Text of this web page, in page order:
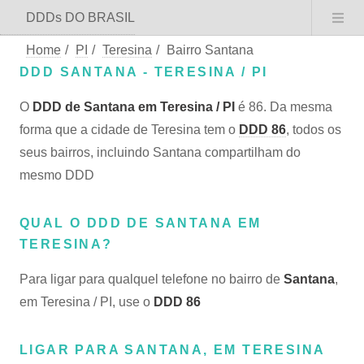
DDDs DO BRASIL
Home / PI / Teresina /
Bairro Santana
DDD SANTANA - TERESINA / PI
O DDD de Santana em Teresina / PI é 86. Da mesma
forma que a cidade de Teresina tem o DDD 86, todos os
seus bairros, incluindo Santana compartilham do
mesmo DDD
QUAL O DDD DE SANTANA EM
TERESINA?
Para ligar para qualquel telefone no bairro de Santana,
em Teresina / PI, use o DDD 86
LIGAR PARA SANTANA, EM TERESINA